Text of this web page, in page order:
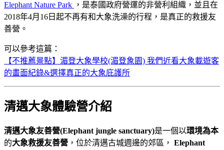
Elephant Nature Park ，是泰國政府營運的非營利組織，並且在
2018年4月16日起不再有和大象洗澡的行程，是真正的救援友
善營。
可以參考這篇：
【不推薦景點】湄登大象學校(湄登象園) 我們近看大象載遊客
的畫面紀錄&選擇真正的大象庇護所
清邁大象體驗營介紹
清邁大象友善營(Elephant jungle sanctuary)是一個以環境為本
的大象救援友善營 ，位於清邁古城週邊的郊區， Elephant